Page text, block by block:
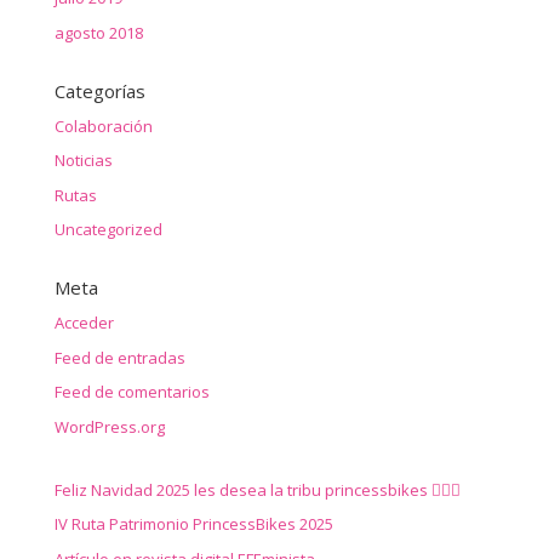
agosto 2018
Categorías
Colaboración
Noticias
Rutas
Uncategorized
Meta
Acceder
Feed de entradas
Feed de comentarios
WordPress.org
Feliz Navidad 2025 les desea la tribu princessbikes 🚴‍♀️✨
IV Ruta Patrimonio PrincessBikes 2025